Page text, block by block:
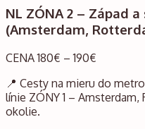
NL ZÓNA 2 – Západ
(Amsterdam,
CENA 180€ – 190€
📍 Cesty na mieru do
línie ZÓNY 1 –
okolie.